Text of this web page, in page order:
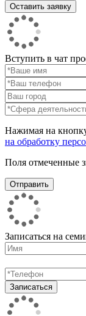
Вступить в чат
Нажимая на
на обработку
Поля отмеченные
Записаться на